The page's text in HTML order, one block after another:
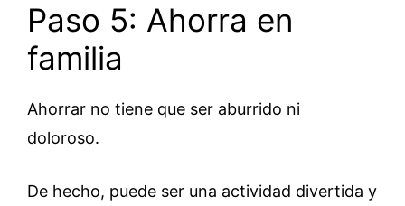
Paso 5: Ahorra en
familia
Ahorrar no tiene que ser aburrido ni
doloroso.
De hecho, puede ser una actividad divertida y